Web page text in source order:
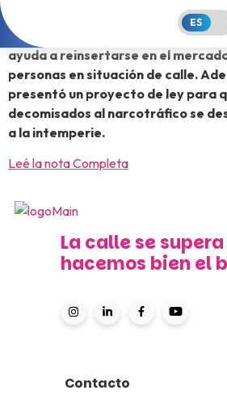
Malena Famá encabeza la
ayuda a reinsertarse en el
personas en situación de calle.
presentó un proyecto de ley para
decomisados al narcotráfico se
a la intemperie.
Leé la nota Completa
La calle se
hacemos bien el
Contacto